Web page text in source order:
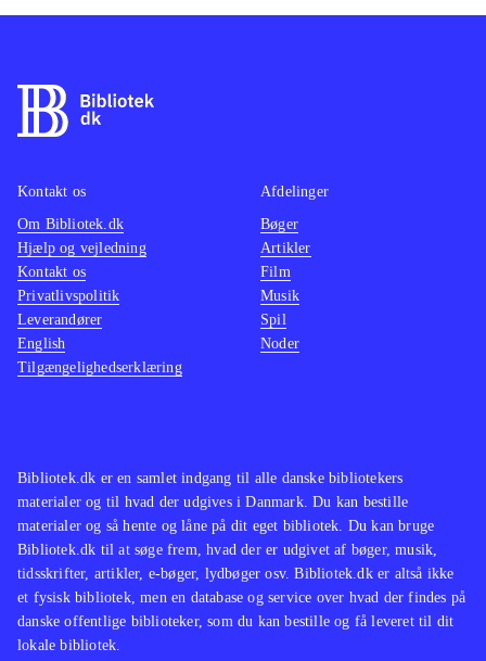
Bibliotek.dk er en samlet indgang til alle danske bibliotekers
materialer og til hvad der udgives i Danmark. Du kan bestille
materialer og så hente og låne på dit eget bibliotek. Du kan bruge
Bibliotek.dk til at søge frem, hvad der er udgivet af bøger, musik,
tidsskrifter, artikler, e-bøger, lydbøger osv. Bibliotek.dk er altså ikke
et fysisk bibliotek, men en database og service over hvad der findes på
danske offentlige biblioteker, som du kan bestille og få leveret til dit
lokale bibliotek.
Kontakt os
Om Bibliotek.dk
Hjælp og vejledning
Kontakt os
Privatlivspolitik
Leverandører
English
Tilgængelighedserklæring
Afdelinger
Bøger
Artikler
Film
Musik
Spil
Noder